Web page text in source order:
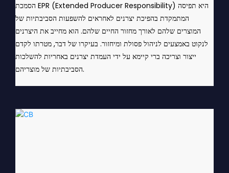
הסמכת EPR (Extended Producer Responsibility) היא תפיסה
המתמקדת בהפיכת יצרנים לאחראים להשפעות הסביבתיות של
המוצרים שלהם לאורך מחזור החיים שלהם. הוא מחייב את היצרנים
לנקוט באמצעים לניהול פסולת ומיחזור. בעיקרו של דבר, מטרתו לקדם
ייצור וצריכה ברי קיימא על ידי העמדת יצרנים באחריות להשלכות
הסביבתיות של מוצריהם.